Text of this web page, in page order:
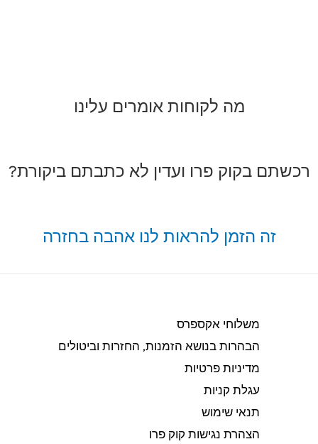
מה לקוחות אומרים עלינו
רכשתם בקוק פרו ועדין לא כתבתם ביקורת?
זה הזמן להראות לנו אהבה בחזרה
משלוחי אקספרס
הבהרות בנושא הזמנות, החזרות וביטולים​
מדיניות פרטיות
עגלת קניות
תנאי שימוש
הצהרת נגישות קוק פרו